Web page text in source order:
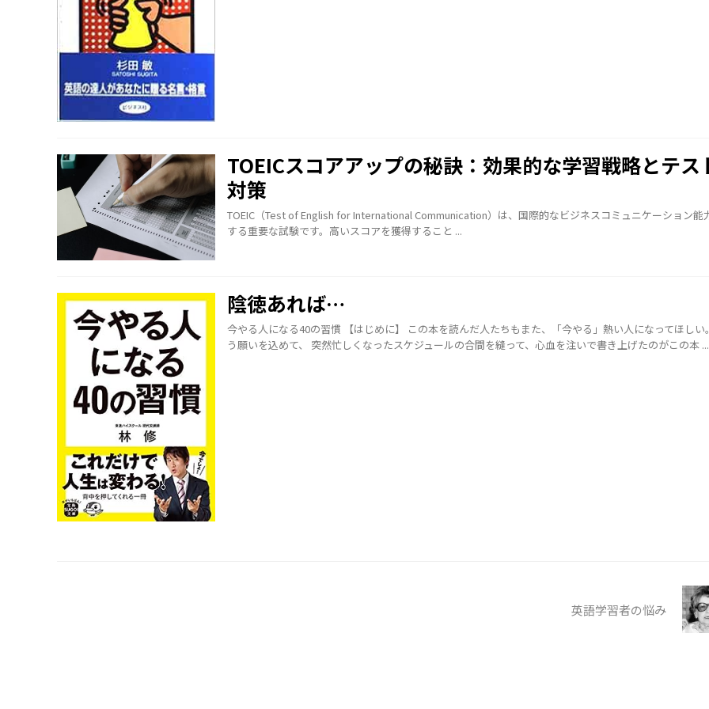
TOEICスコアアップの秘訣：効果的な学習戦略とテス
対策
TOEIC（Test of English for International Communication）は、国際的なビジネスコミュニケーション能
する重要な試験です。高いスコアを獲得すること ...
陰徳あれば…
今やる人になる40の習慣 【はじめに】 この本を読んだ人たちもまた、「今やる」熱い人になってほしい
う願いを込めて、 突然忙しくなったスケジュールの合間を縫って、心血を注いで書き上げたのがこの本 ...
英語学習者の悩み